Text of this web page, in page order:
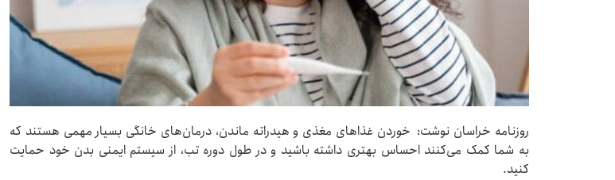
روزنامه خراسان نوشت: خوردن غذاهای مغذی و هیدراته ماندن، درمان‌های خانگی بسیار مهمی هستند که
به شما کمک می‌کنند احساس بهتری داشته باشید و در طول دوره تب، از سیستم ایمنی بدن خود حمایت
کنید.